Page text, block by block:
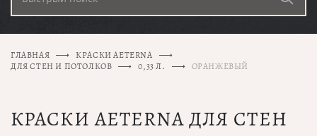
ГЛАВНАЯ
КРАСКИ AETERNA
ДЛЯ СТЕН И ПОТОЛКОВ
0,33 Л. ОРАНЖЕВЫЙ
КРАСКИ AETERNA ДЛЯ СТЕН